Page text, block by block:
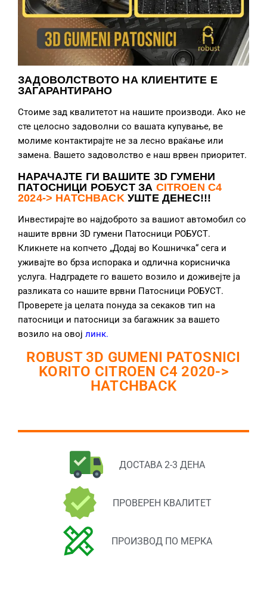
ЗАДОВОЛСТВОТО НА КЛИЕНТИТЕ Е
ЗАГАРАНТИРАНО
Стоиме зад квалитетот на нашите производи. Ако не
сте целосно задоволни со вашата купување, ве
молиме контактирајте не за лесно враќање или
замена. Вашето задоволство е наш врвен приоритет.
НАРАЧАЈТЕ ГИ ВАШИТЕ 3D ГУМЕНИ
ПАТОСНИЦИ РОБУСТ ЗА CITROEN C4
2024-> HATCHBACKУШТЕ ДЕНЕС!!!
Инвестирајте во најдоброто за вашиот автомобил со
нашите врвни 3D гумени Патосници РОБУСТ.
Кликнете на копчето „Додај во Кошничка“ сега и
уживајте во брза испорака и одлична корисничка
услуга. Надградете го вашето возило и доживејте ја
разликата со нашите врвни Патосници РОБУСТ.
Проверете ја целата понуда за секаков тип на
патосници и патосници за багажник за вашето
возило на овој линк.
ROBUST 3D GUMENI PATOSNICI
KORITO CITROEN C4 2020->
HATCHBACK
ДОСТАВА 2-3 ДЕНА
ПРОВЕРЕН КВАЛИТЕТ
ПРОИЗВОД ПО МЕРКА